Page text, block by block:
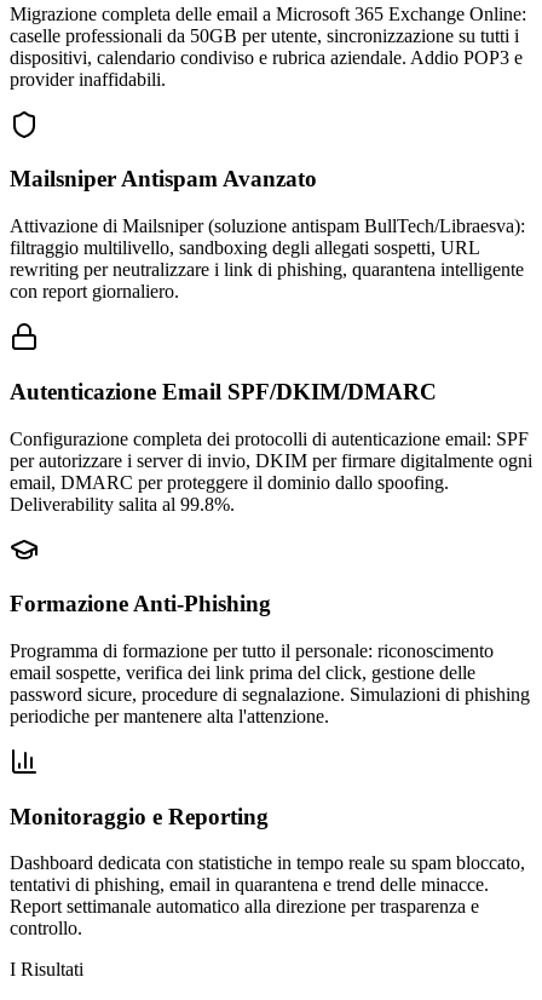
Migrazione completa delle email a Microsoft 365 Exchange Online:
caselle professionali da 50GB per utente, sincronizzazione su tutti i
dispositivi, calendario condiviso e rubrica aziendale. Addio POP3 e
provider inaffidabili.
Mailsniper Antispam Avanzato
Attivazione di Mailsniper (soluzione antispam BullTech/Libraesva):
filtraggio multilivello, sandboxing degli allegati sospetti, URL
rewriting per neutralizzare i link di phishing, quarantena intelligente
con report giornaliero.
Autenticazione Email SPF/DKIM/DMARC
Configurazione completa dei protocolli di autenticazione email: SPF
per autorizzare i server di invio, DKIM per firmare digitalmente ogni
email, DMARC per proteggere il dominio dallo spoofing.
Deliverability salita al 99.8%.
Formazione Anti-Phishing
Programma di formazione per tutto il personale: riconoscimento
email sospette, verifica dei link prima del click, gestione delle
password sicure, procedure di segnalazione. Simulazioni di phishing
periodiche per mantenere alta l'attenzione.
Monitoraggio e Reporting
Dashboard dedicata con statistiche in tempo reale su spam bloccato,
tentativi di phishing, email in quarantena e trend delle minacce.
Report settimanale automatico alla direzione per trasparenza e
controllo.
I Risultati